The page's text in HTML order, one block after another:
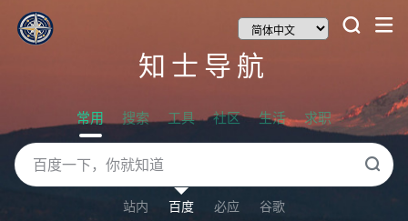
知士导航
常用 搜索 工具 社区 生活 求职
站内 百度 必应 谷歌